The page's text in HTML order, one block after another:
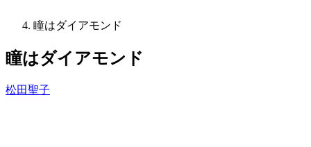
瞳はダイアモンド
瞳はダイアモンド
松田聖子